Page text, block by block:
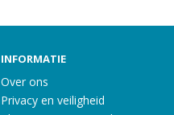
INFORMATIE
Over ons
Privacy en veiligheid